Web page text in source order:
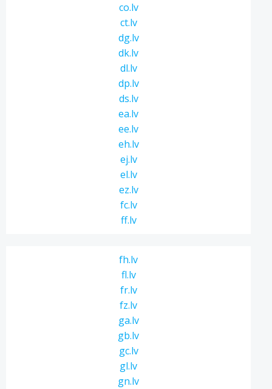
co.lv
ct.lv
dg.lv
dk.lv
dl.lv
dp.lv
ds.lv
ea.lv
ee.lv
eh.lv
ej.lv
el.lv
ez.lv
fc.lv
ff.lv
fh.lv
fl.lv
fr.lv
fz.lv
ga.lv
gb.lv
gc.lv
gl.lv
gn.lv